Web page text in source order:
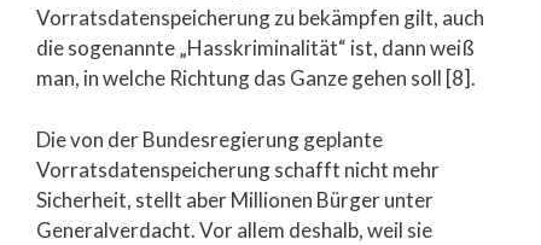
Vorratsdatenspeicherung zu bekämpfen gilt, auch
die sogenannte „Hasskriminalität“ ist, dann weiß
man, in welche Richtung das Ganze gehen soll [8].
Die von der Bundesregierung geplante
Vorratsdatenspeicherung schafft nicht mehr
Sicherheit, stellt aber Millionen Bürger unter
Generalverdacht. Vor allem deshalb, weil sie